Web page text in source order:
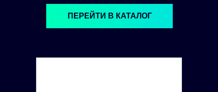
ПЕРЕЙТИ В КАТАЛОГ